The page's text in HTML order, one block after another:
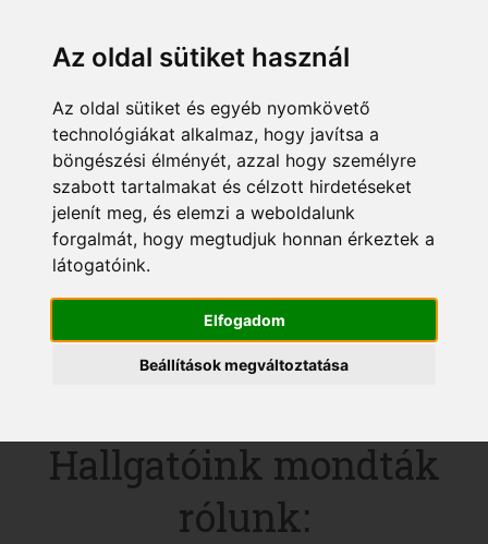
Az oldal sütiket használ
Az oldal sütiket és egyéb nyomkövető
technológiákat alkalmaz, hogy javítsa a
böngészési élményét, azzal hogy személyre
szabott tartalmakat és célzott hirdetéseket
jelenít meg, és elemzi a weboldalunk
forgalmát, hogy megtudjuk honnan érkeztek a
látogatóink.
Elfogadom
Beállítások megváltoztatása
Hat érv,
amiért érdemes
minket
választanod!
elolvasom
Hallgatóink mondták
rólunk: